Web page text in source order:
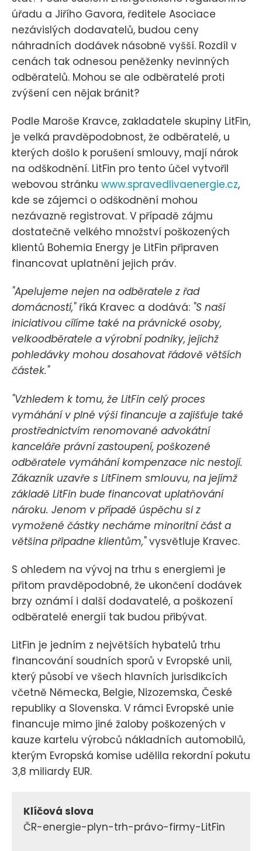
úřadu a Jiřího Gavora, ředitele Asociace
nezávislých dodavatelů, budou ceny
náhradních dodávek násobně vyšší. Rozdíl v
cenách tak odnesou peněženky nevinných
odběratelů. Mohou se ale odběratelé proti
zvýšení cen nějak bránit?
Podle Maroše Kravce, zakladatele skupiny LitFin,
je velká pravděpodobnost, že odběratelé, u
kterých došlo k porušení smlouvy, mají nárok
na odškodnění. LitFin pro tento účel vytvořil
webovou stránku www.spravedlivaenergie.cz,
kde se zájemci o odškodnění mohou
nezávazně registrovat. V případě zájmu
dostatečně velkého množství poškozených
klientů Bohemia Energy je LitFin připraven
financovat uplatnění jejich práv.
"Apelujeme nejen na odběratele z řad
domácností,"říká Kravec a dodává: "S naší
iniciativou cílíme také na právnické osoby,
velkoodběratele a výrobní podniky, jejichž
pohledávky mohou dosahovat řádově větších
částek."
"Vzhledem k tomu, že LitFin celý proces
vymáhání v plné výši financuje a zajišťuje také
prostřednictvím renomované advokátní
kanceláře právní zastoupení, poškozené
odběratele vymáhání kompenzace nic nestojí.
Zákazník uzavře s LitFinem smlouvu, na jejímž
základě LitFin bude financovat uplatňování
nároku. Jenom v případě úspěchu si z
vymožené částky necháme minoritní část a
většina připadne klientům,"vysvětluje Kravec.
S ohledem na vývoj na trhu s energiemi je
přitom pravděpodobné, že ukončení dodávek
brzy oznámí i další dodavatelé, a poškození
odběratelé energií tak budou přibývat.
LitFin je jedním z největších hybatelů trhu
financování soudních sporů v Evropské unii,
který působí ve všech hlavních jurisdikcích
včetně Německa, Belgie, Nizozemska, České
republiky a Slovenska. V rámci Evropské unie
financuje mimo jiné žaloby poškozených v
kauze kartelu výrobců nákladních automobilů,
kterým Evropská komise udělila rekordní pokutu
3,8 miliardy EUR.
Klíčová slova
ČR-energie-plyn-trh-právo-firmy-LitFin